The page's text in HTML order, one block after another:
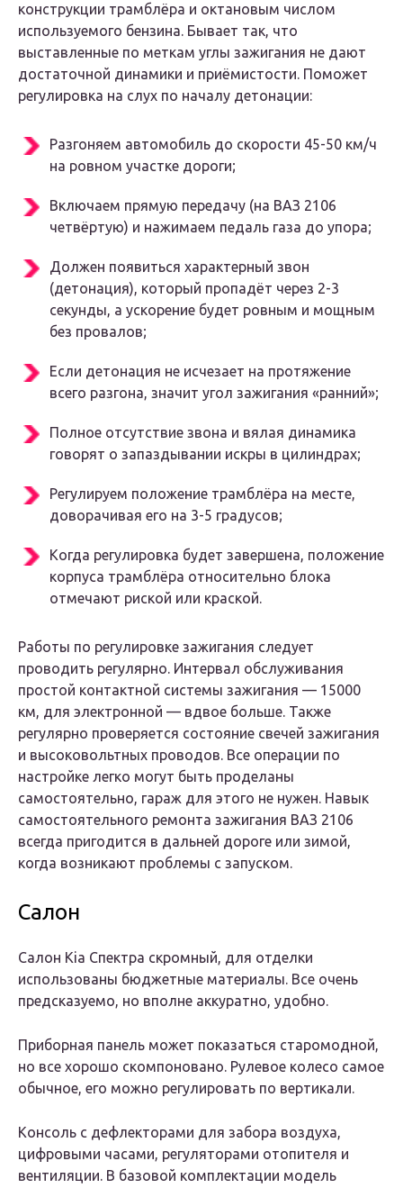
конструкции трамблёра и октановым числом
используемого бензина. Бывает так, что
выставленные по меткам углы зажигания не дают
достаточной динамики и приёмистости. Поможет
регулировка на слух по началу детонации:
Разгоняем автомобиль до скорости 45-50 км/ч
на ровном участке дороги;
Включаем прямую передачу (на ВАЗ 2106
четвёртую) и нажимаем педаль газа до упора;
Должен появиться характерный звон
(детонация), который пропадёт через 2-3
секунды, а ускорение будет ровным и мощным
без провалов;
Если детонация не исчезает на протяжение
всего разгона, значит угол зажигания «ранний»;
Полное отсутствие звона и вялая динамика
говорят о запаздывании искры в цилиндрах;
Регулируем положение трамблёра на месте,
доворачивая его на 3-5 градусов;
Когда регулировка будет завершена, положение
корпуса трамблёра относительно блока
отмечают риской или краской.
Работы по регулировке зажигания следует
проводить регулярно. Интервал обслуживания
простой контактной системы зажигания — 15000
км, для электронной — вдвое больше. Также
регулярно проверяется состояние свечей зажигания
и высоковольтных проводов. Все операции по
настройке легко могут быть проделаны
самостоятельно, гараж для этого не нужен. Навык
самостоятельного ремонта зажигания ВАЗ 2106
всегда пригодится в дальней дороге или зимой,
когда возникают проблемы с запуском.
Салон
Салон Kia Спектра скромный, для отделки
использованы бюджетные материалы. Все очень
предсказуемо, но вполне аккуратно, удобно.
Приборная панель может показаться старомодной,
но все хорошо скомпоновано. Рулевое колесо самое
обычное, его можно регулировать по вертикали.
Консоль с дефлекторами для забора воздуха,
цифровыми часами, регуляторами отопителя и
вентиляции. В базовой комплектации модель